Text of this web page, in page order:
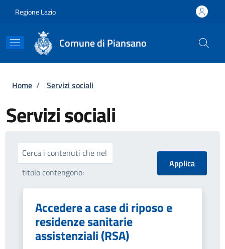
Regione Lazio
Comune di Piansano
Briciole di pane
Home / Servizi sociali
Servizi sociali
Cerca i contenuti che nel
titolo contengono:
Accedere a case di riposo e
residenze sanitarie
assistenziali (RSA)